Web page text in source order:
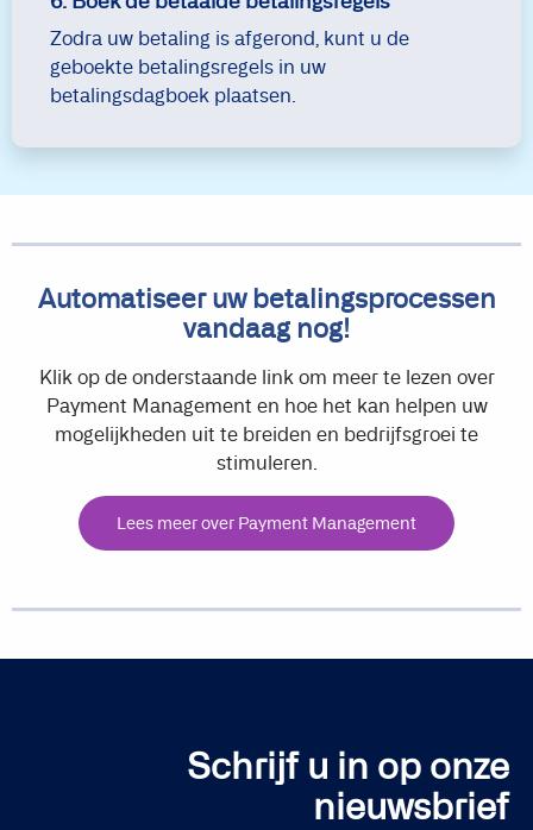
Zodra uw betaling is afgerond, kunt u de
geboekte betalingsregels in uw
betalingsdagboek plaatsen.
Automatiseer uw betalingsprocessen
vandaag nog!
Klik op de onderstaande link om meer te lezen over
Payment Management en hoe het kan helpen uw
mogelijkheden uit te breiden en bedrijfsgroei te
stimuleren.
Lees meer over Payment Management
Schrijf u in op onze
nieuwsbrief